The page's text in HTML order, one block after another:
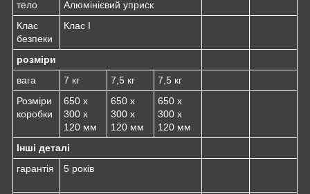
тело
Алюмінієвий уприск
Клас
безпеки
Клас I
розміри
вага
7 кг 7,5 кг
7,5 кг
Розміри
коробки
650 x
300 x
120 мм
650 x
300 x
120 мм
650 x
300 x
120 мм
Інші деталі
гарантія
5 років